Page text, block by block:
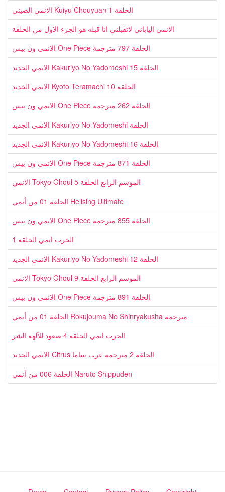
الانمي الصيني Kuiyu Chouyuan الحلقة 1
الانمي الياباني لاتقبلني انا قبله هو الجزء الاول من الحلقة
الانمي ون بيس One Piece الحلقة 797 مترجمة
الانمي الجديد Kakuriyo No Yadomeshi الحلقة 15
الانمي الجديد Kyoto Teramachi الحلقة 10
الانمي ون بيس One Piece الحلقة 262 مترجمة
الانمي الجديد Kakuriyo No Yadomeshi الحلقة
الانمي الجديد Kakuriyo No Yadomeshi الحلقة 16
الانمي ون بيس One Piece الحلقة 871 مترجمة
الانمي Tokyo Ghoul الموسم الرابع الحلقة 5
الحلقة 01 من أنمي Hellsing Ultimate
الانمي ون بيس One Piece الحلقة 855 مترجمة
الحرب انمي الحلقة 1
الانمي الجديد Kakuriyo No Yadomeshi الحلقة 12
الانمي Tokyo Ghoul الموسم الرابع الحلقة 9
الانمي ون بيس One Piece الحلقة 891 مترجمة
الحلقة 01 من أنمي Rokujouma No Shinryakusha مترجمة
الحرب انمي الحلقة 4 صعود للآلهة الشر
الانمي الجديد Citrus الحلقة 2 مترجمه عرب ساما
الحلقة 006 من أنمي Naruto Shippuden